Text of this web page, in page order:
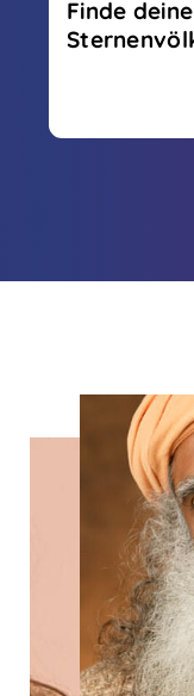
Finde
erinnere
und erfahre